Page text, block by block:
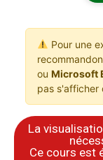
Pour une
ou Microsoft
pas s'afficher
La
​Ce cours est